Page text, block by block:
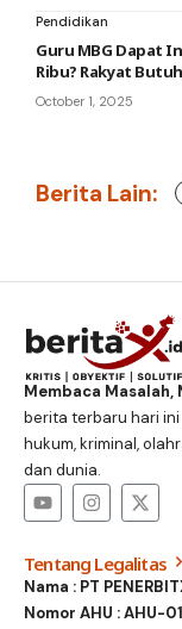
Pendidikan
Guru MBG Dapat
Ribu? Rakyat
October 1, 2025
Berita Lain:
Membaca
berita terbaru hari
hukum, kriminal,
dan dunia.
Tentang Legalitas
Nama : PT
Nomor AHU : AHU-